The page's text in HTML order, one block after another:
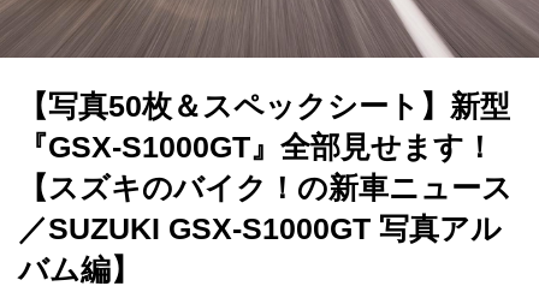
【写真50枚＆スペックシート】新型
『GSX-S1000GT』全部見せます！
【スズキのバイク！の新車ニュース
／SUZUKI GSX-S1000GT 写真アル
バム編】